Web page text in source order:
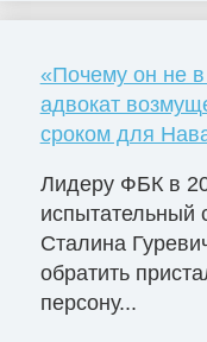
«Почему он не
адвокат
сроком для
Лидеру ФБК в
испытательный
Сталина
обратить
персону...